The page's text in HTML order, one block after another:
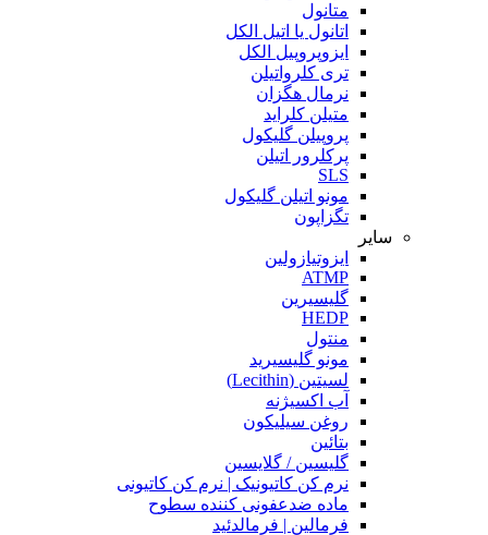
متانول
اتانول یا اتیل الکل
ایزوپروپیل الکل
تری کلرواتیلن
نرمال هگزان
متیلن کلراید
پروپیلن گلیکول
پرکلرور اتیلن
SLS
مونو اتیلن گلیکول
تگزاپون
سایر
ایزوتیازولین
ATMP
گلیسیرین
HEDP
منتول
مونو گلیسیرید
لسیتین (Lecithin)
آب اکسیژنه
روغن سیلیکون
بتائین
گلیسین / گلایسین
نرم کن کاتیونیک | نرم کن کاتیونی
ماده ضدعفونی کننده سطوح
فرمالین | فرمالدئید